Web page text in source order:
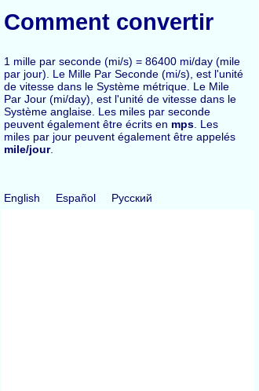
Comment convertir
1 mille par seconde (mi/s) = 86400 mi/day (mile
par jour). Le Mille Par Seconde (mi/s), est l'unité
de vitesse dans le Système métrique. Le Mile
Par Jour (mi/day), est l'unité de vitesse dans le
Système anglaise. Les miles par seconde
peuvent également être écrits en mps . Les
miles par jour peuvent également être appelés
mile/jour.
English Español Русский